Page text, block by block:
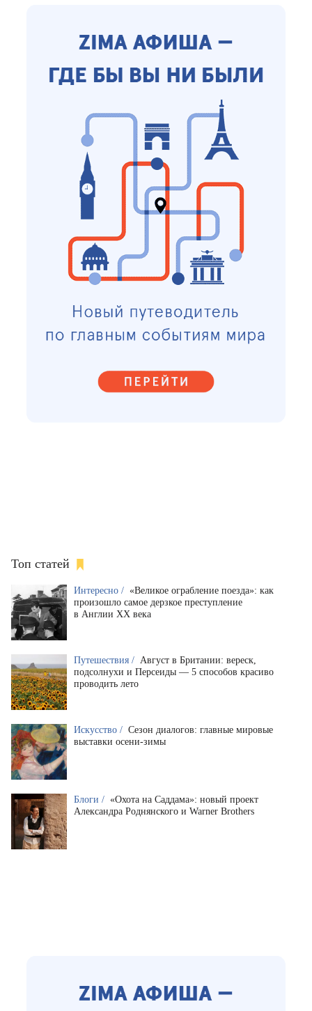
Топ статей
Интересно / «Великое ограбление поезда»: как
произошло самое дерзкое преступление
в Англии XX века
Путешествия / Август в Британии: вереск,
подсолнухи и Персеиды — 5 способов красиво
проводить лето
Искусство / Сезон диалогов: главные мировые
выставки осени-зимы
Блоги / «Охота на Саддама»: новый проект
Александра Роднянского и Warner Brothers